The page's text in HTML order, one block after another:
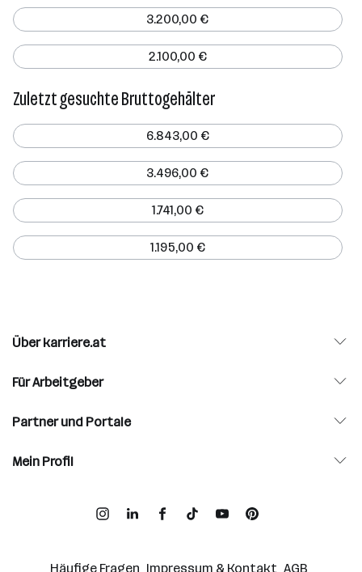
3.200,00 €
2.100,00 €
Zuletzt gesuchte Bruttogehälter
6.843,00 €
3.496,00 €
1.741,00 €
1.195,00 €
Über karriere.at
Für Arbeitgeber
Partner und Portale
Mein Profil
Häufige Fragen Impressum & Kontakt AGB